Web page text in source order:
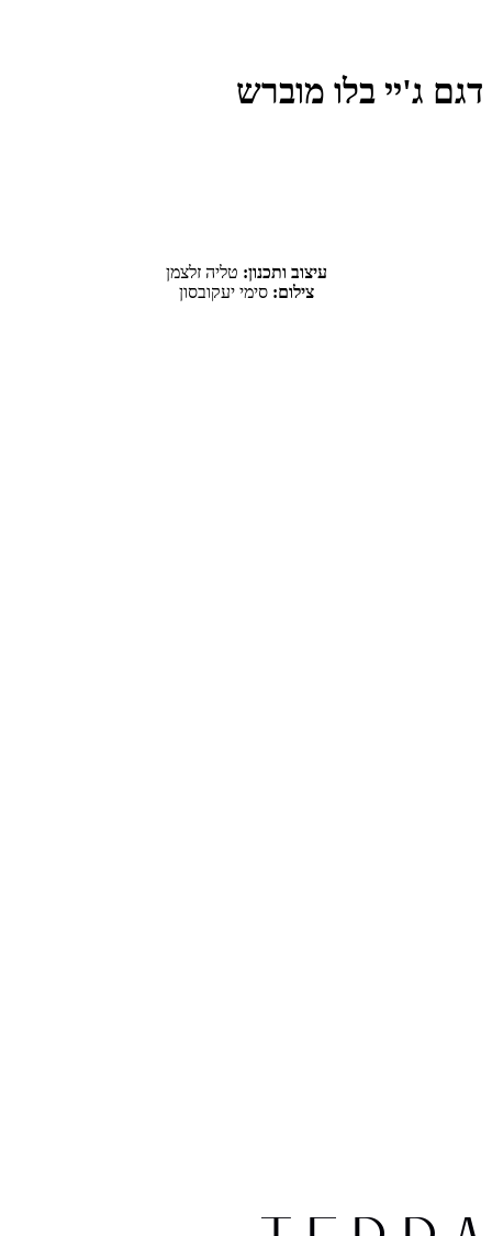
דגם ג'יי בלו מוברש
עיצוב ותכנון: טליה זלצמן
צילום: סימי יעקובסון